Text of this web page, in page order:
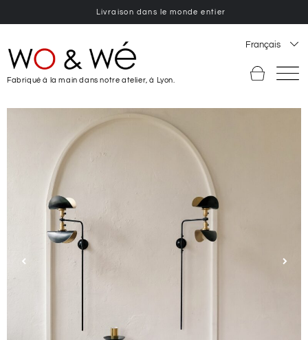
Livraison dans le monde entier
Fabriqué à la main dans notre atelier, à Lyon.
Français